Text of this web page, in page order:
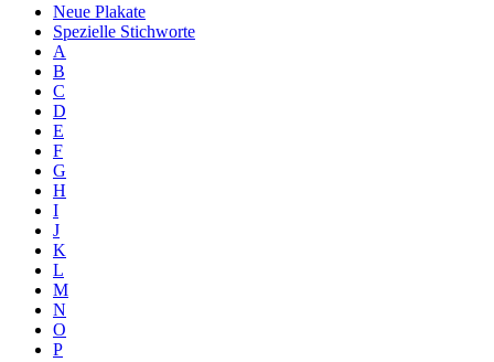
Neue Plakate
Spezielle Stichworte
A
B
C
D
E
F
G
H
I
J
K
L
M
N
O
P